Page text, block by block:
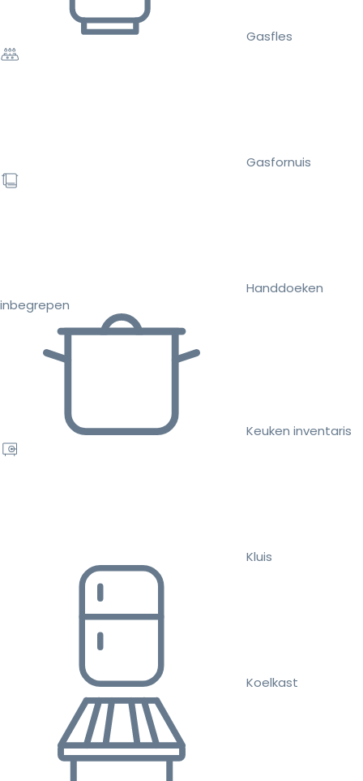
Gasfles
Gasfornuis
Handdoeken
inbegrepen
Keuken inventaris
Kluis
Koelkast